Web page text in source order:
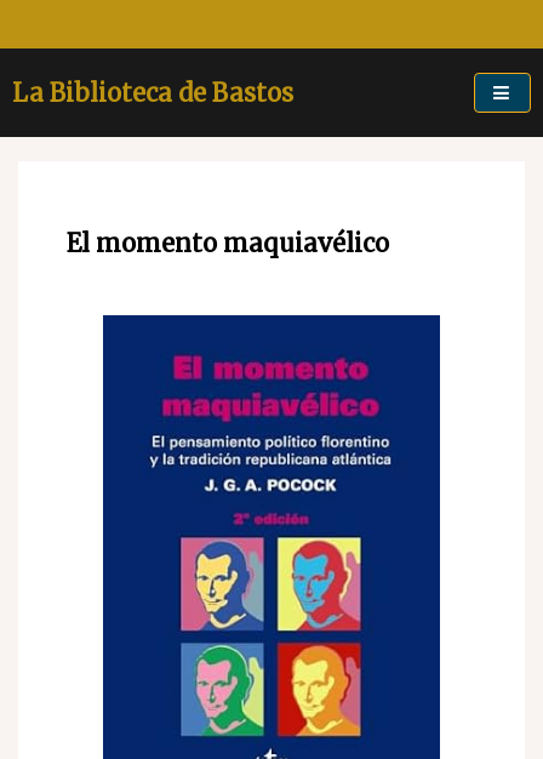
La Biblioteca de Bastos
El momento maquiavélico